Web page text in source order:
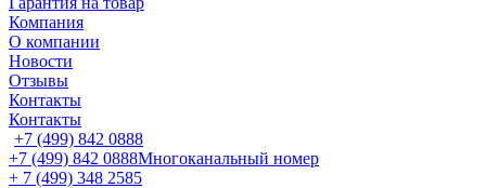
Компания
О компании
Новости
Отзывы
Контакты
Контакты
+7 (499) 842 0888
+7 (499) 842 0888Многоканальный номер
+ 7 (499) 348 2585